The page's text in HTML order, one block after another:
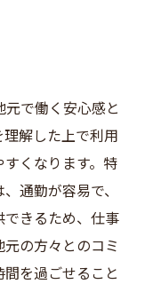
で働く安心感と
解した上で利用
くなります。特
通勤が容易で、
できるため、仕事
の方々とのコミ
を過ごせること